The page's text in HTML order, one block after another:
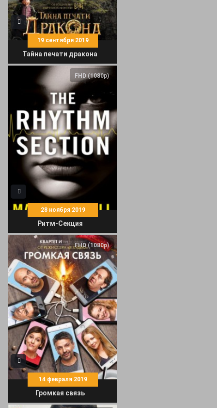
19 сентября 2019
Тайна печати дракона
FHD (1080p)
28 ноября 2019
Ритм-Секция
FHD (1080p)
14 февраля 2019
Громкая связь